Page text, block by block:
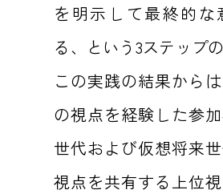
を明示して最終的な
る、という3ステップ
この実践の結果から
の視点を経験した参
世代および仮想将来
視点を共有する上位